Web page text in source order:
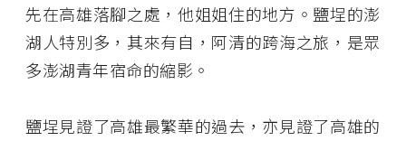
先在高雄落腳之處，他姐姐住的地方。鹽埕的澎
湖人特別多，其來有自，阿清的跨海之旅，是眾
多澎湖青年宿命的縮影。
鹽埕見證了高雄最繁華的過去，亦見證了高雄的